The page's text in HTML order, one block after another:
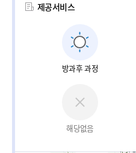
제공서비스
방과후 과정
해당없음